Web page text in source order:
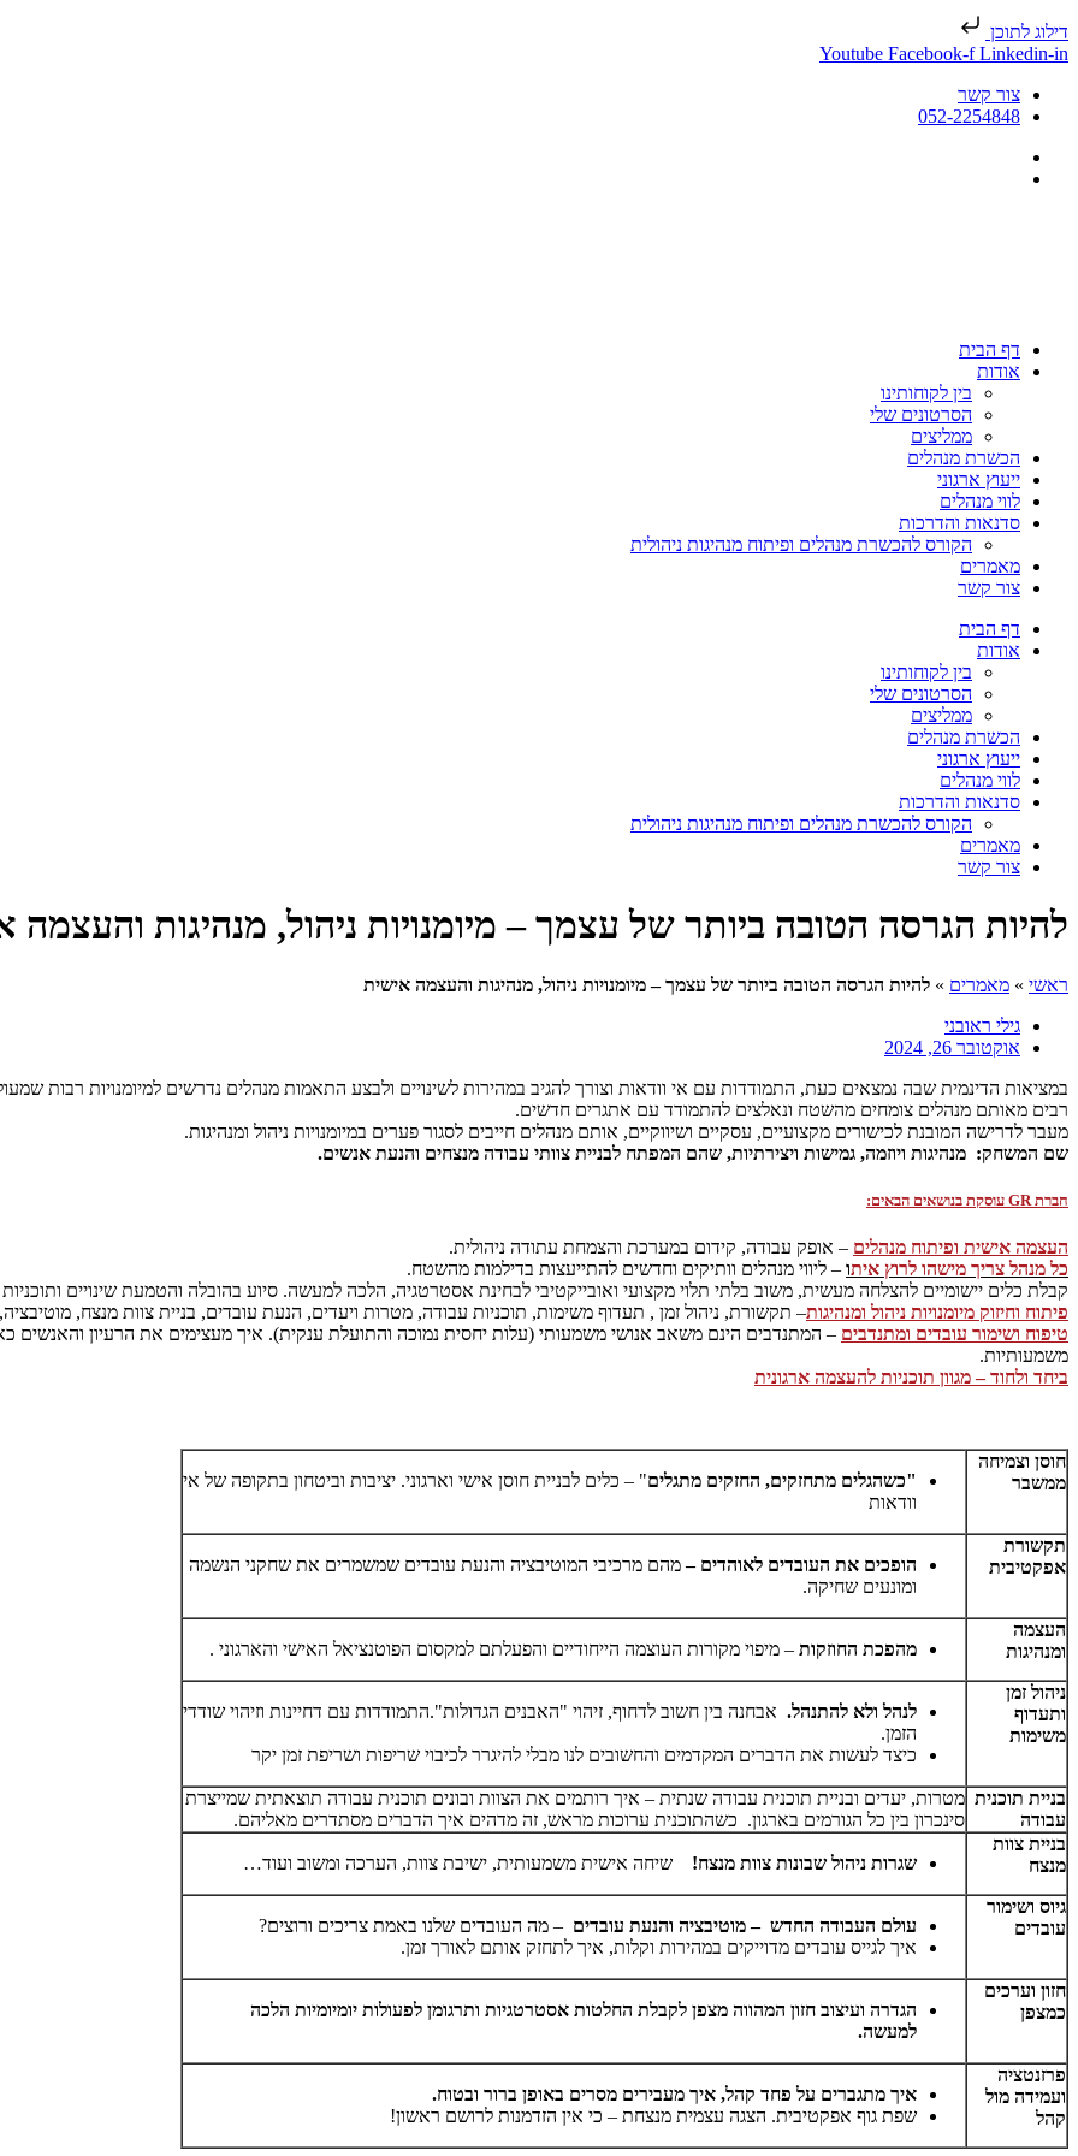
דילוג לתוכן
Youtube Facebook-f Linkedin-in
צור קשר
052-2254848
דף הבית
אודות
בין לקוחותינו
הסרטונים שלי
ממליצים
הכשרת מנהלים
ייעוץ ארגוני
לווי מנהלים
סדנאות והדרכות
הקורס להכשרת מנהלים ופיתוח מנהיגות ניהולית
מאמרים
צור קשר
דף הבית
אודות
בין לקוחותינו
הסרטונים שלי
ממליצים
הכשרת מנהלים
ייעוץ ארגוני
לווי מנהלים
סדנאות והדרכות
הקורס להכשרת מנהלים ופיתוח מנהיגות ניהולית
מאמרים
צור קשר
להיות הגרסה הטובה ביותר של עצמך – מיומנויות ניהול, מנהיגות והעצמה
ראשי » מאמרים » להיות הגרסה הטובה ביותר של עצמך – מיומנויות ניהול, מנהיגות והעצמה אישית
גילי ראובני
אוקטובר 26, 2024
במציאות הדינמית שבה נמצאים כעת, התמודדות עם אי וודאות וצורך להגיב במהירות לשינויים ולבצע התאמות מנהלים נדרשים למיומנויות רבות
רבים מאותם מנהלים צומחים מהשטח ונאלצים להתמודד עם אתגרים חדשים.
מעבר לדרישה המובנת לכישורים מקצועיים, עסקיים ושיווקיים, אותם מנהלים חייבים לסגור פערים במיומנויות ניהול ומנהיגות.
שם המשחק: מנהיגות ויוזמה, גמישות ויצירתיות, שהם המפתח לבניית צוותי עבודה מנצחים והנעת אנשים.
חברתGR עוסקת בנושאים הבאים:
העצמה אישית ופיתוח מנהלים – אופק עבודה, קידום במערכת והצמחת עתודה ניהולית.
כל מנהל צריך מישהו לרוץ איתו – ליווי מנהלים וותיקים וחדשים להתייעצות בדילמות מהשטח.
קבלת כלים יישומיים להצלחה מעשית, משוב בלתי תלוי מקצועי ואובייקטיבי לבחינת אסטרטגיה, הלכה למעשה. סיוע בהובלה והטמעת שינויים
פיתוח וחיזוק מיומנויות ניהול ומנהיגות– תקשורת, ניהול זמן , תעדוף משימות, תוכניות עבודה, מטרות ויעדים, הנעת עובדים, בניית צוות מנצח, מוטיבציה,
טיפוח ושימור עובדים ומתנדבים – המתנדבים הינם משאב אנושי משמעותי (עלות יחסית נמוכה והתועלת ענקית). איך מעצימים את הרעיון והאנשים
משמעותיות.
ביחד ולחוד – מגוון תוכניות להעצמה ארגונית
חוסן וצמיחה
ממשבר
"כשהגלים מתחזקים, החזקים מתגלים" – כלים לבניית חוסן אישי וארגוני. יציבות וביטחון בתקופה של אי
וודאות
תקשורת
אפקטיבית
הופכים את העובדים לאוהדים –מהם מרכיבי המוטיבציה והנעת עובדים שמשמרים את שחקני הנשמה
ומונעים שחיקה.
העצמה
ומנהיגות
מהפכת החוזקות – מיפוי מקורות העוצמה הייחודיים והפעלתם למקסום הפוטנציאל האישי והארגוני .
ניהול זמן
ותעדוף
משימות
לנהל ולא להתנהל. אבחנה בין חשוב לדחוף, זיהוי "האבנים הגדולות".התמודדות עם דחיינות וזיהוי שודדי
הזמן.
כיצד לעשות את הדברים המקדמים והחשובים לנו מבלי להיגרר לכיבוי שריפות ושריפת זמן יקר
בניית תוכנית
עבודה
מטרות, יעדים ובניית תוכנית עבודה שנתית – איך רותמים את הצוות ובונים תוכנית עבודה תוצאתית שמייצרת
סינכרון בין כל הגורמים בארגון. כשהתוכנית ערוכות מראש, זה מדהים איך הדברים מסתדרים מאליהם.
בניית צוות
מנצח
שגרות ניהול שבונות צוות מנצח! שיחה אישית משמעותית, ישיבת צוות, הערכה ומשוב ועוד…
גיוס ושימור
עובדים
עולם העבודה החדש – מוטיבציה והנעת עובדים – מה העובדים שלנו באמת צריכים ורוצים?
איך לגייס עובדים מדוייקים במהירות וקלות, איך לתחזק אותם לאורך זמן.
חזון וערכים
כמצפן
הגדרה ועיצוב חזון המהווה מצפן לקבלת החלטות אסטרטגיות ותרגומן לפעולות יומיומיות הלכה
למעשה.
פרזנטציה
ועמידה מול
קהל
איך מתגברים על פחד קהל, איך מעבירים מסרים באופן ברור ובטוח.
שפת גוף אפקטיבית. הצגה עצמית מנצחת – כי אין הזדמנות לרושם ראשון!